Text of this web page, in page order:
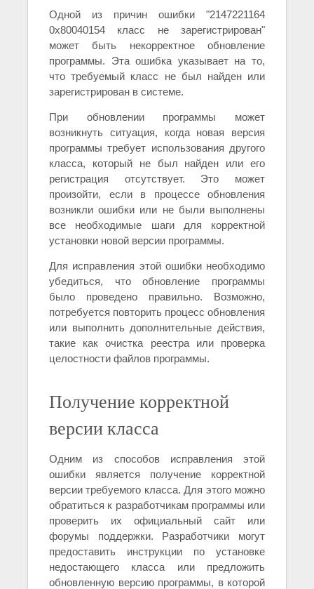
Одной из причин ошибки "2147221164
0x80040154 класс не зарегистрирован"
может быть некорректное обновление
программы. Эта ошибка указывает на то,
что требуемый класс не был найден или
зарегистрирован в системе.
При обновлении программы может
возникнуть ситуация, когда новая версия
программы требует использования другого
класса, который не был найден или его
регистрация отсутствует. Это может
произойти, если в процессе обновления
возникли ошибки или не были выполнены
все необходимые шаги для корректной
установки новой версии программы.
Для исправления этой ошибки необходимо
убедиться, что обновление программы
было проведено правильно. Возможно,
потребуется повторить процесс обновления
или выполнить дополнительные действия,
такие как очистка реестра или проверка
целостности файлов программы.
Получение корректной
версии класса
Одним из способов исправления этой
ошибки является получение корректной
версии требуемого класса. Для этого можно
обратиться к разработчикам программы или
проверить их официальный сайт или
форумы поддержки. Разработчики могут
предоставить инструкции по установке
недостающего класса или предложить
обновленную версию программы, в которой